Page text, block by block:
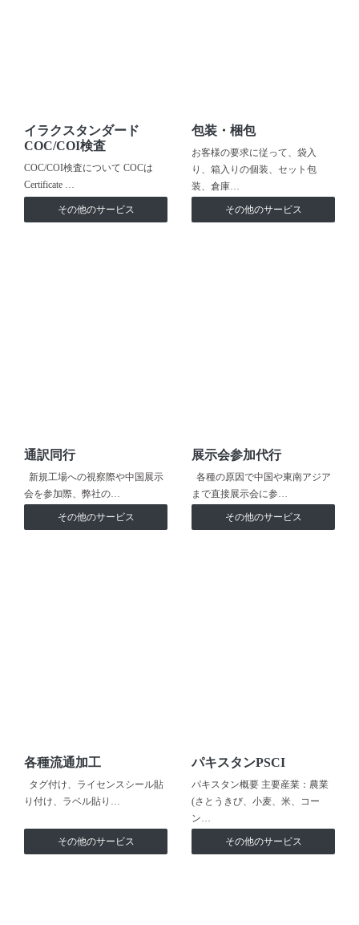
イラクスタンダード
COC/COI検査
COC/COI検査について COCは
Certificate …
その他のサービス
包装・梱包
お客様の要求に従って、袋入
り、箱入りの個装、セット包
装、倉庫…
その他のサービス
通訳同行
新規工場への視察際や中国展示
会を参加際、弊社の…
その他のサービス
展示会参加代行
各種の原因で中国や東南アジア
まで直接展示会に参…
その他のサービス
各種流通加工
タグ付け、ライセンスシール貼
り付け、ラベル貼り…
その他のサービス
パキスタンPSCI
パキスタン概要 主要産業：農業
(さとうきび、小麦、米、コー
ン…
その他のサービス